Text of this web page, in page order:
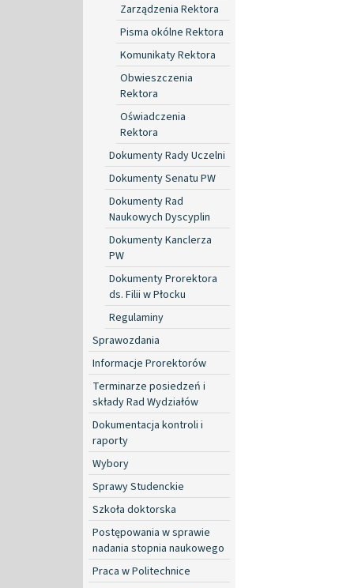
Zarządzenia Rektora
Pisma okólne Rektora
Komunikaty Rektora
Obwieszczenia
Rektora
Oświadczenia
Rektora
Dokumenty Rady Uczelni
Dokumenty Senatu PW
Dokumenty Rad
Naukowych Dyscyplin
Dokumenty Kanclerza
PW
Dokumenty Prorektora
ds. Filii w Płocku
Regulaminy
Sprawozdania
Informacje Prorektorów
Terminarze posiedzeń i
składy Rad Wydziałów
Dokumentacja kontroli i
raporty
Wybory
Sprawy Studenckie
Szkoła doktorska
Postępowania w sprawie
nadania stopnia naukowego
Praca w Politechnice